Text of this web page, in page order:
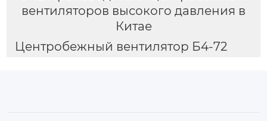
вентиляторов высокого давления в
Китае
Центробежный вентилятор Б4-72